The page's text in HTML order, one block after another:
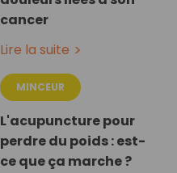
cancer
Lire la suite
MINCEUR
L'acupuncture pour
perdre du poids : est-
ce que ça marche ?